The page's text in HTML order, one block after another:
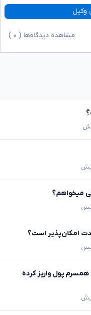
وکیل
مشاهده دیدگاه‌ها ( ۰
میخواهم؟
امکان‌پذیر است؟
پول واریز کرده